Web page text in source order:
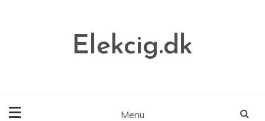
Elekcig.dk
Menu